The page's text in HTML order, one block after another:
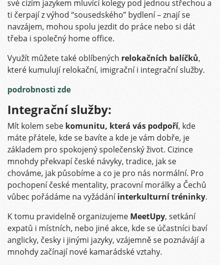
své cizím jazykem mluvící kolegy pod jednou střechou a
ti čerpají z výhod “sousedského” bydlení – znají se
navzájem, mohou spolu jezdit do práce nebo si dát
třeba i společný home office.
Využít můžete také oblíbených relokačních balíčků,
které kumulují relokační, imigrační i integrační služby.
podrobnosti zde
Integrační služby:
Mít kolem sebe komunitu, která vás podpoří, kde
máte přátele, kde se bavíte a kde je vám dobře, je
základem pro spokojený společenský život. Cizince
mnohdy překvapí české návyky, tradice, jak se
chováme, jak působíme a co je pro nás normální. Pro
pochopení české mentality, pracovní morálky a Čechů
vůbec pořádáme na vyžádáníinterkulturní tréninky.
K tomu pravidelně organizujeme MeetUpy, setkání
expatů i místních, nebo jiné akce, kde se účastníci baví
anglicky, česky i jinými jazyky, vzájemně se poznávájí a
mnohdy začínají nové kamarádské vztahy.